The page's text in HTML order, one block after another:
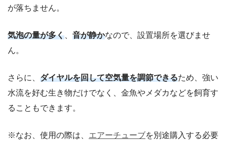
が落ちません。
気泡の量が多く 音が静かなので、設置場所を選びませ
ん。
さらに、 ダイヤルを回して空気量を調節できるため、強い
水流を好む生き物だけでなく、金魚やメダカなどを飼育す
ることもできます。
※なお、使用の際は、 エアーチューブを別途購入する必要